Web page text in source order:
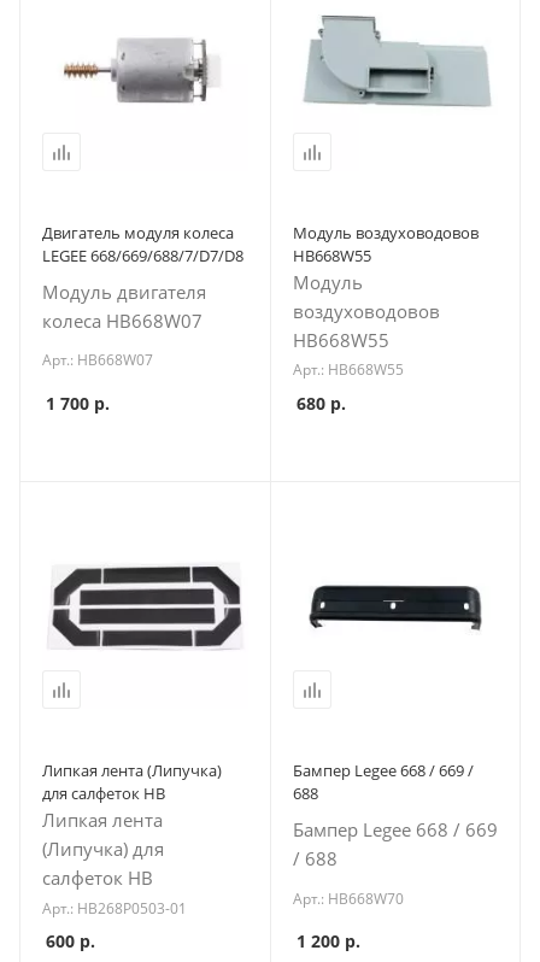
Двигатель модуля колеса
LEGEE 668/669/688/7/D7/D8
Модуль двигателя
колеса HB668W07
Арт.: HB668W07
1 700 р.
Модуль воздуховодовов
HB668W55
Модуль
воздуховодовов
HB668W55
Арт.: HB668W55
680р.
Липкая лента (Липучка)
для салфеток HB
Липкая лента
(Липучка) для
салфеток HB
Арт.: HB268P0503-01
600 р.
Бампер Legee 668 / 669 /
688
Бампер Legee 668 / 669
/ 688
Арт.: HB668W70
1 200р.